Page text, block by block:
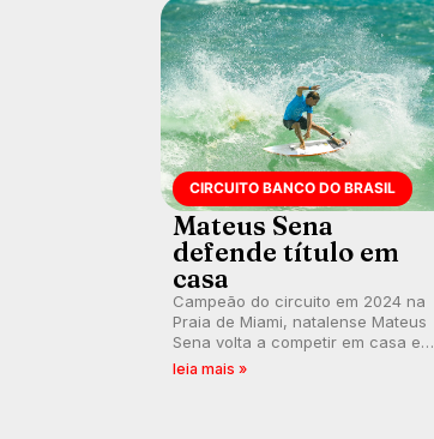
CIRCUITO BANCO DO BRASIL
Mateus Sena
defende título em
casa
Campeão do circuito em 2024 na
Praia de Miami, natalense Mateus
Sena volta a competir em casa em
busca de manter a hegemonia
leia mais »